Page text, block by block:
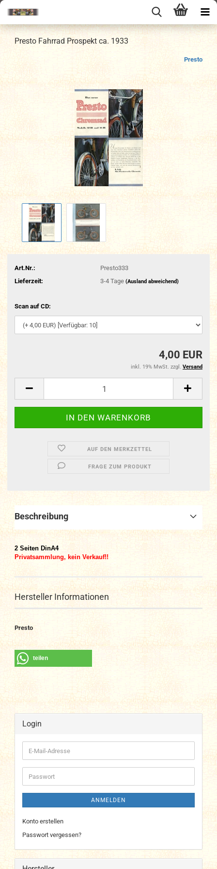
Presto Fahrrad Prospekt ca. 1933
Presto
Art.Nr.:
Presto333
Lieferzeit:
3-4 Tage (Ausland abweichend)
Scan auf CD:
4,00 EUR
inkl. 19% MwSt. zzgl. Versand
AUF DEN MERKZETTEL
FRAGE ZUM PRODUKT
Beschreibung
2 Seiten DinA4
Privatsammlung, kein Verkauf!!
Hersteller Informationen
Presto
teilen
Login
E-
Mail-
Adresse
Passwort
ANMELDEN
Konto erstellen
Passwort vergessen?